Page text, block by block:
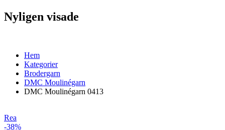
Nyligen visade
Hem
Kategorier
Brodergarn
DMC Moulinégarn
DMC Moulinégarn 0413
Rea
-38%